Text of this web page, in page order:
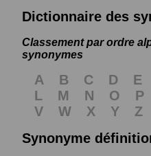
Dictionnaire des
Classement par ordre
synonymes
A B C D E
L
M N O P
V
W X Y
Z
Synonyme